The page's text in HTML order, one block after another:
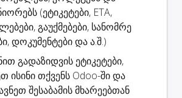
(ეტიკეტები, ETA,
გაუქმებები, სანომრე
დოკუმენტები და ა.შ.)
გადაზიდვის ეტიკეტები,
ისინი თქვენს Odoo-ში და
შესაბამის მხარეებთან